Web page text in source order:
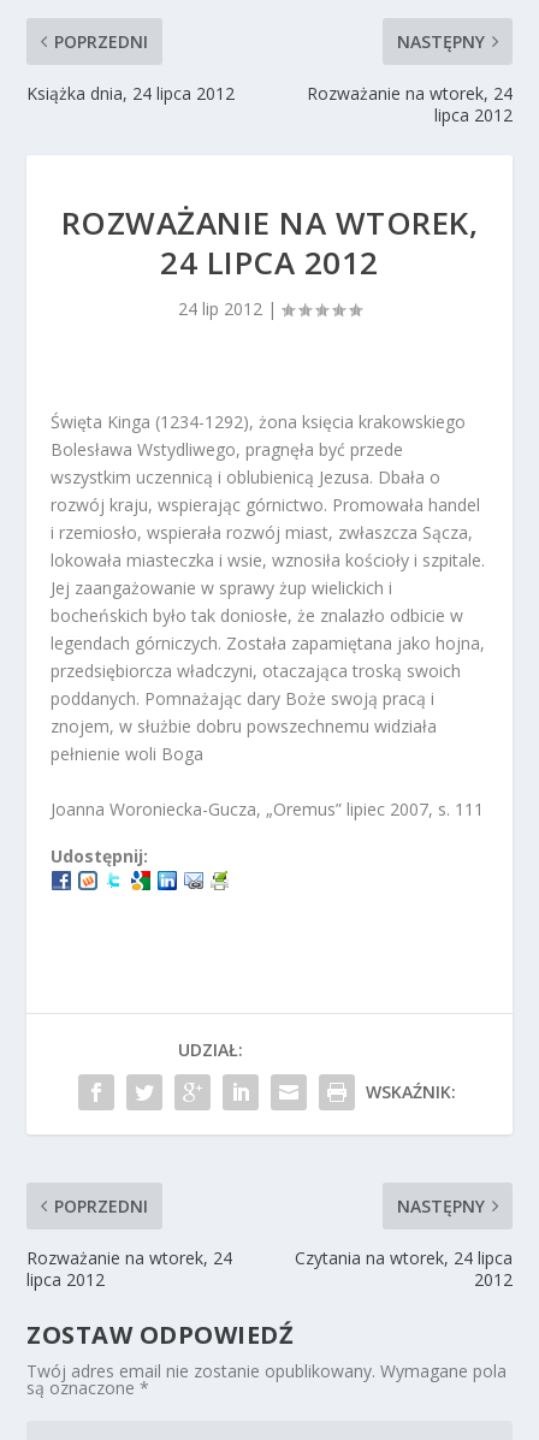
POPRZEDNI
Książka dnia, 24 lipca 2012
NASTĘPNY
Rozważanie na wtorek, 24
lipca 2012
ROZWAŻANIE NA WTOREK,
24 LIPCA 2012
24 lip 2012 |
Święta Kinga (1234-1292), żona księcia krakowskiego
Bolesława Wstydliwego, pragnęła być przede
wszystkim uczennicą i oblubienicą Jezusa. Dbała o
rozwój kraju, wspierając górnictwo. Promowała handel
i rzemiosło, wspierała rozwój miast, zwłaszcza Sącza,
lokowała miasteczka i wsie, wznosiła kościoły i szpitale.
Jej zaangażowanie w sprawy żup wielickich i
bocheńskich było tak doniosłe, że znalazło odbicie w
legendach górniczych. Została zapamiętana jako hojna,
przedsiębiorcza władczyni, otaczająca troską swoich
poddanych. Pomnażając dary Boże swoją pracą i
znojem, w służbie dobru powszechnemu widziała
pełnienie woli Boga
Joanna Woroniecka-Gucza, „Oremus” lipiec 2007, s. 111
Udostępnij:
UDZIAŁ:
WSKAŹNIK:
POPRZEDNI
Rozważanie na wtorek, 24
lipca 2012
NASTĘPNY
Czytania na wtorek, 24 lipca
2012
ZOSTAW ODPOWIEDŹ
Twój adres email nie zostanie opublikowany. Wymagane pola
są oznaczone*